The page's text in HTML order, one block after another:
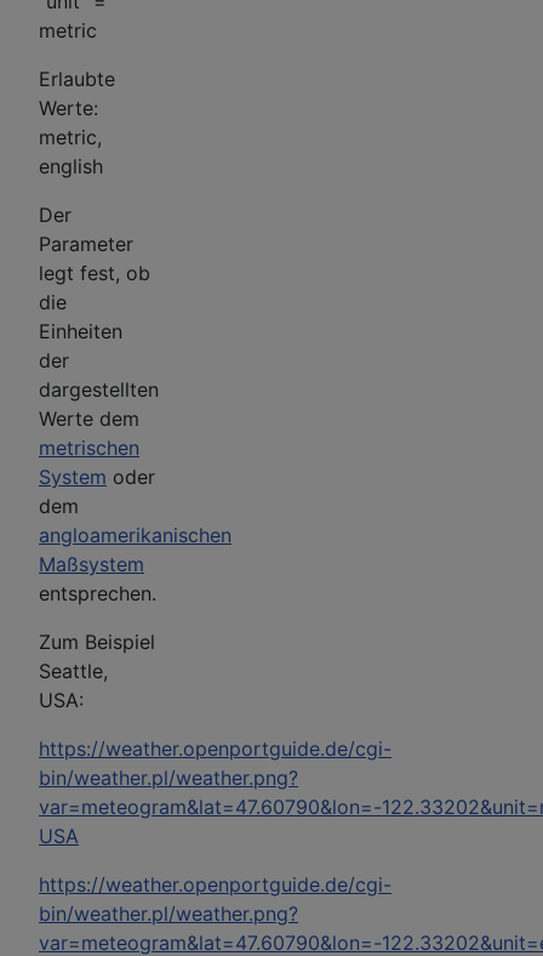
metric
Erlaubte
Werte:
metric,
english
Der
Parameter
legt fest, ob
die
Einheiten
der
dargestellten
Werte dem
metrischen
System oder
dem
angloamerikanischen
Maßsystem
entsprechen.
Zum Beispiel
Seattle,
USA:
https://weather.openportguide.de/cgi-
bin/weather.pl/weather.png?
var=meteogram&lat=47.60790&lon=-
USA
https://weather.openportguide.de/cgi-
bin/weather.pl/weather.png?
var=meteogram&lat=47.60790&lon=-